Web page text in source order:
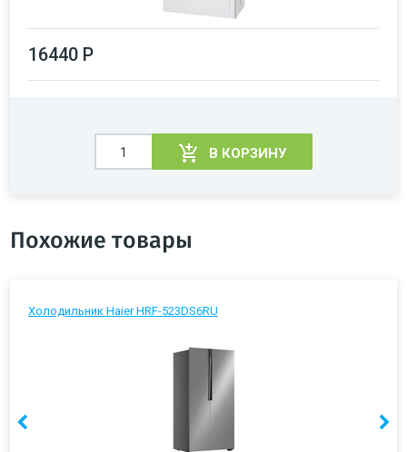
16440 Р
В КОРЗИНУ
Похожие товары
Холодильник Haier HRF-523DS6RU